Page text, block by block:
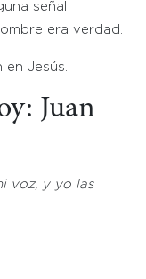
señal
era verdad.
Jesús.
Juan
voz, y yo las